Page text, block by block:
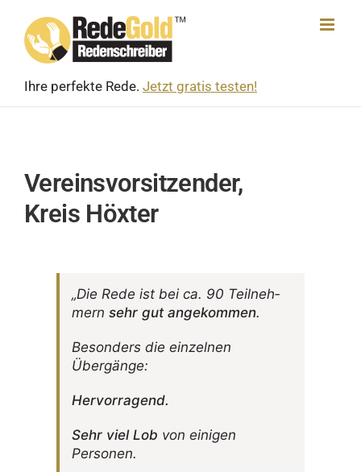
content
Ihre perfekte Rede. Jetzt gratis testen!
Vereinsvorsitzender,
Kreis Höxter
„Die Rede ist bei ca. 90 Teil­neh­
mern sehr gut ange­kommen.
Beson­ders die einzelnen
Übergänge:
Hervor­ra­gend.
Sehr viel Lob von einigen
Personen.